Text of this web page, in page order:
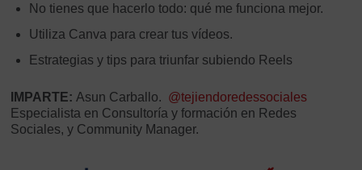
No tienes que hacerlo todo: qué me funciona mejor.
Utiliza Canva para crear tus vídeos.
Estrategias y tips para triunfar subiendo Reels
IMPARTE: Asun Carballo. @tejiendoredessociales
Especialista en Consultoría y formación en Redes
Sociales, y Community Manager.